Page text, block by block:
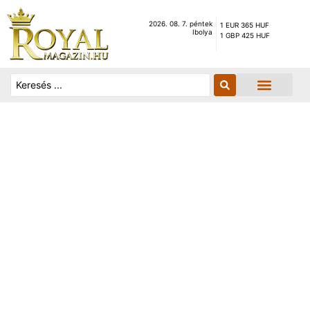
2026. 08. 7. péntek
Ibolya
1 EUR 365 HUF
1 GBP 425 HUF